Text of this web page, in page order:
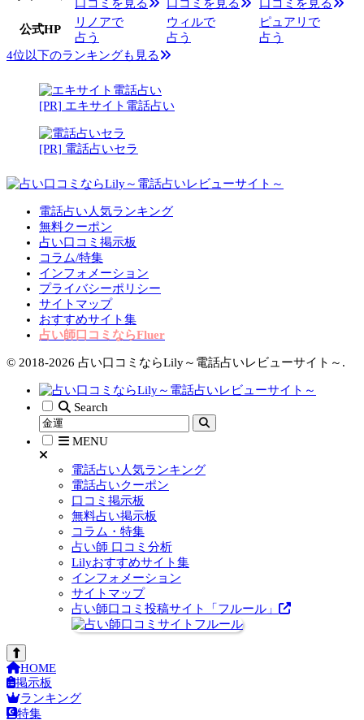
口コミを見る
口コミを見る
口コミを見る
公式HP
リノアで
占う
ウィルで
占う
ピュアリで
占う
4位以下のランキングも見る
[PR] エキサイト電話占い
[PR] 電話占いセラ
電話占い人気ランキング
無料クーポン
占い口コミ掲示板
コラム/特集
インフォメーション
プライバシーポリシー
サイトマップ
おすすめサイト集
占い師口コミならFluer
© 2018-2026 占い口コミならLily～電話占いレビューサイト～.
Search
MENU
電話占い人気ランキング
電話占いクーポン
口コミ掲示板
無料占い掲示板
コラム・特集
占い師 口コミ分析
Lilyおすすめサイト集
インフォメーション
サイトマップ
占い師口コミ投稿サイト「フルール」
HOME
掲示板
ランキング
特集